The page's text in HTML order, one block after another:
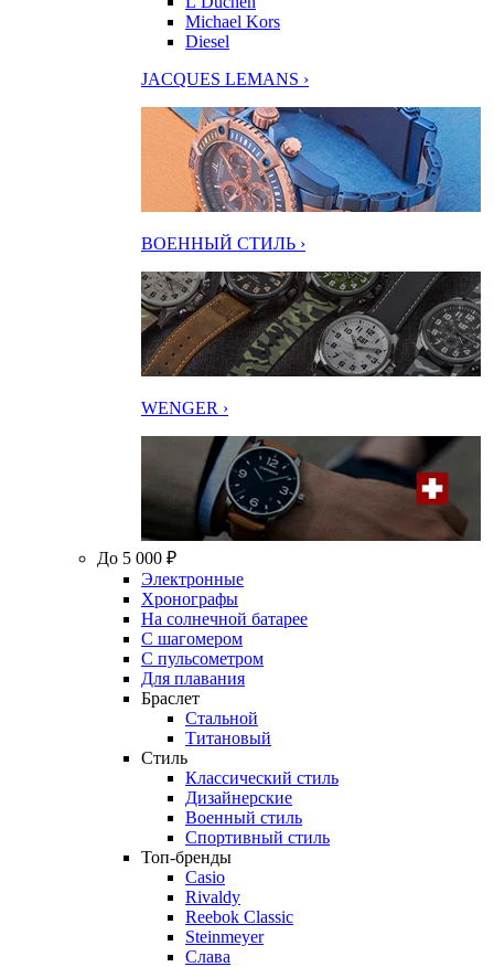
Michael Kors
Diesel
JACQUES LEMANS ›
ВОЕННЫЙ СТИЛЬ ›
WENGER ›
До 5 000 ₽
Электронные
Хронографы
На солнечной батарее
С шагомером
С пульсометром
Для плавания
Браслет
Стальной
Титановый
Стиль
Классический стиль
Дизайнерские
Военный стиль
Спортивный стиль
Топ-бренды
Casio
Rivaldy
Reebok Classic
Steinmeyer
Слава